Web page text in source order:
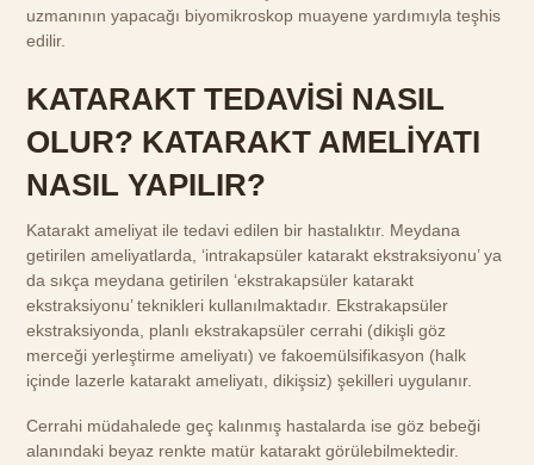
uzmanının yapacağı biyomikroskop muayene yardımıyla teşhis
edilir.
KATARAKT TEDAVİSİ NASIL
OLUR? KATARAKT AMELİYATI
NASIL YAPILIR?
Katarakt ameliyat ile tedavi edilen bir hastalıktır. Meydana
getirilen ameliyatlarda, ‘intrakapsüler katarakt ekstraksiyonu’ ya
da sıkça meydana getirilen ‘ekstrakapsüler katarakt
ekstraksiyonu’ teknikleri kullanılmaktadır. Ekstrakapsüler
ekstraksiyonda, planlı ekstrakapsüler cerrahi (dikişli göz
merceği yerleştirme ameliyatı) ve fakoemülsifikasyon (halk
içinde lazerle katarakt ameliyatı, dikişsiz) şekilleri uygulanır.
Cerrahi müdahalede geç kalınmış hastalarda ise göz bebeği
alanındaki beyaz renkte matür katarakt görülebilmektedir.